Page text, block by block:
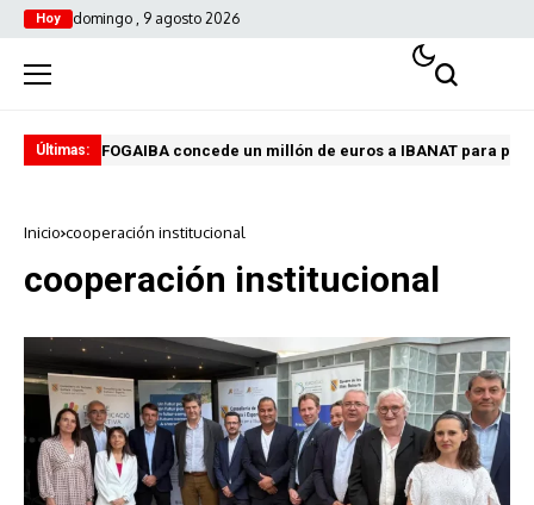
Hoy domingo , 9 agosto 2026
Últimas: FOGAIBA concede un millón de euros a IBANAT para
Inicio cooperación institucional
cooperación institucional